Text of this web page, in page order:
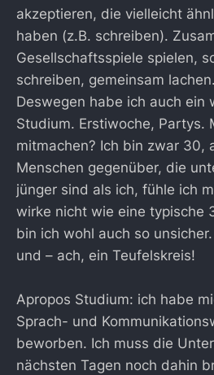
akzeptieren, die vielleicht
haben (z.B. schreiben).
Gesellschaftsspiele spielen,
schreiben, gemeinsam lachen.
Deswegen habe ich auch ein
Studium. Erstiwoche, Partys.
mitmachen? Ich bin zwar 30,
Menschen gegenüber, die
jünger sind als ich, fühle ich
wirke nicht wie eine typische
bin ich wohl auch so
und – ach, ein Teufelskreis!
Apropos Studium: ich habe
Sprach- und
beworben. Ich muss die
nächsten Tagen noch dahin